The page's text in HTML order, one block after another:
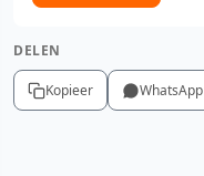
DELEN
Kopieer WhatsApp